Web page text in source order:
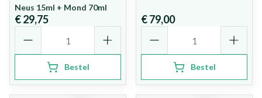
Neus 15ml + Mond 70ml
€ 29,75
Bestel
€ 79,00
Bestel